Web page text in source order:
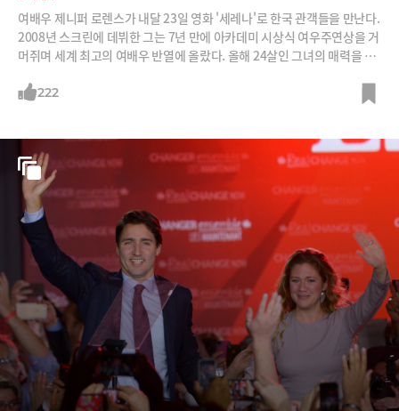
여배우 제니퍼 로렌스가 내달 23일 영화 '세레나'로 한국 관객들을 만난다.
2008년 스크린에 데뷔한 그는 7년 만에 아카데미 시상식 여우주연상을 거
머쥐며 세계 최고의 여배우 반열에 올랐다. 올해 24살인 그녀의 매력을 정
PBBnews
222